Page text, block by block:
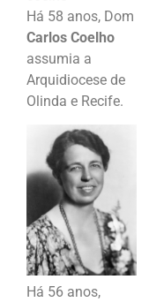
Há 58 anos, Dom
Carlos Coelho
assumia a
Arquidiocese de
Olinda e Recife.
Há 56 anos,